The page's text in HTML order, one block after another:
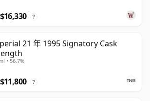
?
21 年 1995 Signatory Cask
• 56.7%
?